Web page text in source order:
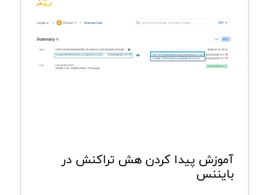
آموزش پیدا کردن هش تراکنش در
بایننس